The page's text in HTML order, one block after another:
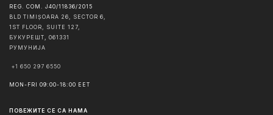
REG. COM. J40/11836/2015
BLD TIMIȘOARA 26, SECTOR 6,
1ST FLOOR, SUITE 127,
БУКУРЕШТ
061331
РУМУНИЈА
+1 650 297 6550
MON-FRI 09:00-18:00 EET
ПОВЕЖИТЕ СЕ СА НАМА